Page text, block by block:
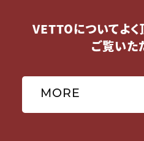
VETTOについてよ
ご覧いた
MORE